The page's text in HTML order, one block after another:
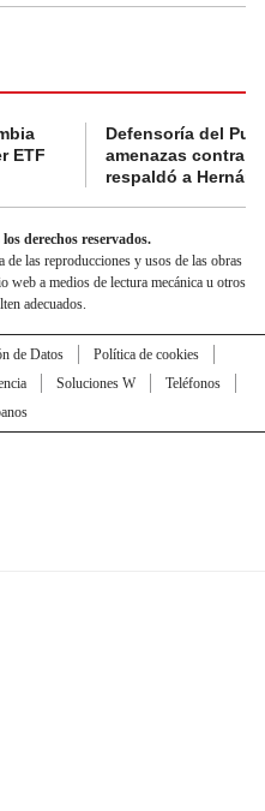
ETF
Defensoría del
amenazas contra
respaldó a Hernán
derechos reservados.
las reproducciones y usos de las obras
web a medios de lectura mecánica u otros
adecuados.
de Datos
Política de cookies
Soluciones W
Teléfonos